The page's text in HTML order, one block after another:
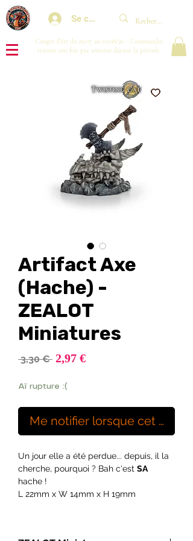
Se connecter
Congés d'été du 29/07 au 10/08/26 : Commandes
traitées une fois par semaine durant la période.
Artifact Axe
(Hache) -
ZEALOT
Miniatures
3,30 € Prix
2,97 €Prix
Aï rupture :(
Me notifier lorsque cet
Un jour elle a été perdue... depuis, il la
cherche, pourquoi ? Bah c'est SA
hache !
L 22mm x W 14mm x H 19mm